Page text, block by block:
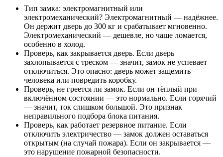
Тип замка: электромагнитный или
электромеханический? Электромагнитный — надёжнее.
Он держит дверь до 300 кг и срабатывает мгновенно.
Электромеханический — дешевле, но чаще ломается,
особенно в холод.
Проверь, как закрывается дверь. Если дверь
захлопывается с треском — значит, замок не успевает
отключиться. Это опасно: дверь может защемить
человека или повредить коробку.
Проверь, не греется ли замок. Если он тёплый при
включённом состоянии — это нормально. Если горячий
— значит, ток слишком большой. Это признак
неправильного подбора блока питания.
Проверь, как работает резервное питание. Если
отключить электричество — замок должен оставаться
открытым (на случай пожара). Если он закрывается —
это нарушение пожарной безопасности.